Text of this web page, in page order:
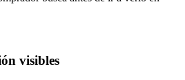
visibles